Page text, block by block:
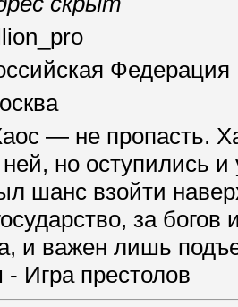
Федерация
— не пропасть.
ней, но оступились
шанс взойти
за
и важен лишь
Игра престолов